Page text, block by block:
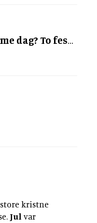
To fester er bedre end én!
kristne
Jul var